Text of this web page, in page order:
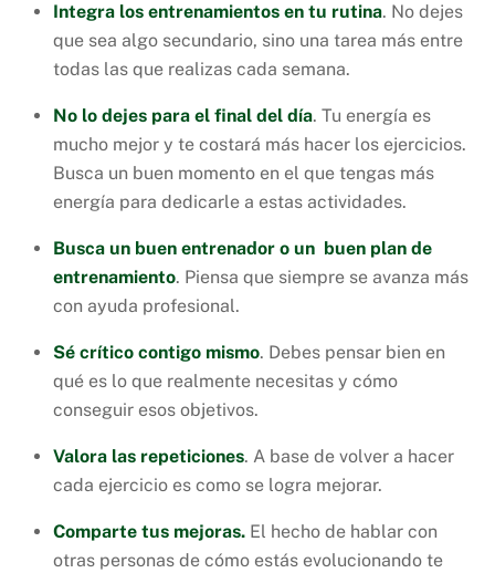
Integra los entrenamientos en tu rutina. No dejes
que sea algo secundario, sino una tarea más entre
todas las que realizas cada semana.
No lo dejes para el final del día. Tu energía es
mucho mejor y te costará más hacer los ejercicios.
Busca un buen momento en el que tengas más
energía para dedicarle a estas actividades.
Busca un buen entrenador o un buen plan de
entrenamiento. Piensa que siempre se avanza más
con ayuda profesional.
Sé crítico contigo mismo. Debes pensar bien en
qué es lo que realmente necesitas y cómo
conseguir esos objetivos.
Valora las repeticiones. A base de volver a hacer
cada ejercicio es como se logra mejorar.
Comparte tus mejoras. El hecho de hablar con
otras personas de cómo estás evolucionando te